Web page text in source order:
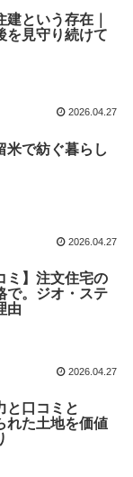
という存在｜
を見守り続けて
2026.04.27
米で紡ぐ暮らし
2026.04.27
ミ】注文住宅の
で。ジオ・ステ
由
2026.04.27
と口コミと
れた土地を価値